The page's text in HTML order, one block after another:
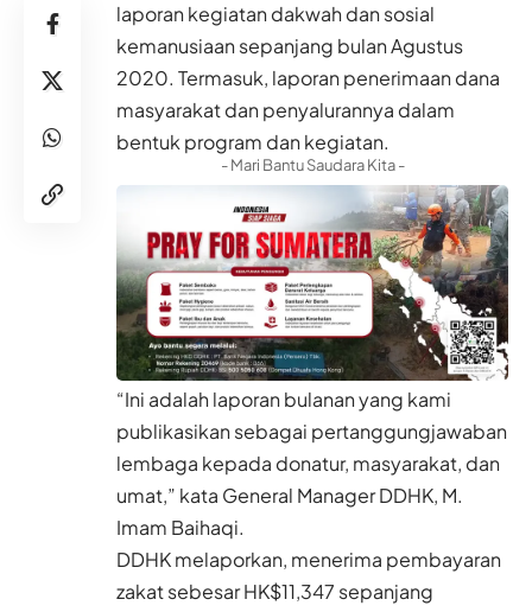
laporan kegiatan dakwah dan sosial
kemanusiaan sepanjang bulan Agustus
2020. Termasuk, laporan penerimaan dana
masyarakat dan penyalurannya dalam
bentuk program dan kegiatan.
- Mari Bantu Saudara Kita -
“Ini adalah laporan bulanan yang kami
publikasikan sebagai pertanggungjawaban
lembaga kepada donatur, masyarakat, dan
umat,” kata General Manager DDHK, M.
Imam Baihaqi.
DDHK melaporkan, menerima pembayaran
zakat sebesar HK$11,347 sepanjang